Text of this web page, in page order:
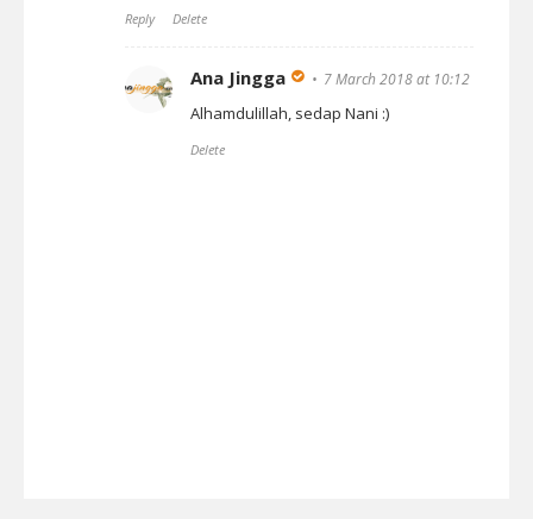
Reply Delete
Ana Jingga 7 March 2018 at 10:12
Alhamdulillah, sedap Nani :)
Delete